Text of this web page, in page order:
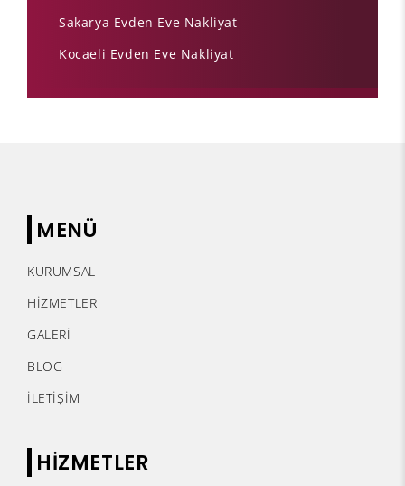
Sakarya Evden Eve Nakliyat
Kocaeli Evden Eve Nakliyat
MENÜ
KURUMSAL
HİZMETLER
GALERİ
BLOG
İLETİŞİM
HİZMETLER